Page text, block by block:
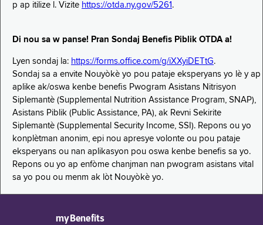
p ap itilize l. Vizite https://otda.ny.gov/5261 .
Di nou sa w panse! Pran Sondaj Benefis Piblik OTDA a!
Lyen sondaj la: https://forms.office.com/g/iXXyiDETtG.
Sondaj sa a envite Nouyòkè yo pou pataje eksperyans yo lè y ap
aplike ak/oswa kenbe benefis Pwogram Asistans Nitrisyon
Siplemantè (Supplemental Nutrition Assistance Program, SNAP),
Asistans Piblik (Public Assistance, PA), ak Revni Sekirite
Siplemantè (Supplemental Security Income, SSI). Repons ou yo
konplètman anonim, epi nou apresye volonte ou pou pataje
eksperyans ou nan aplikasyon pou oswa kenbe benefis sa yo.
Repons ou yo ap enfòme chanjman nan pwogram asistans vital
sa yo pou ou menm ak lòt Nouyòkè yo.
myBenefits